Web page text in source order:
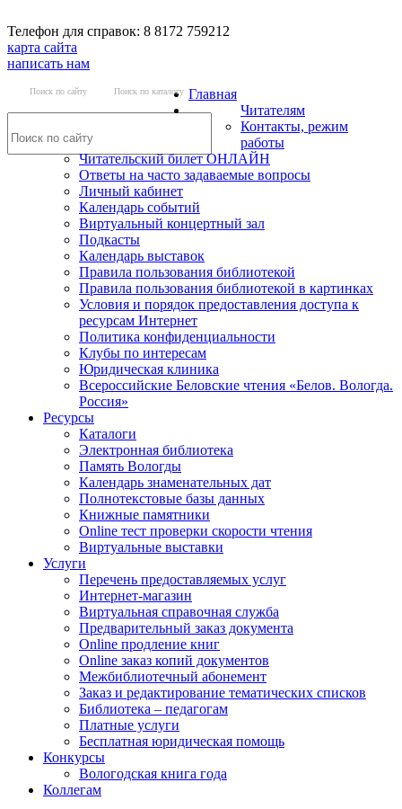
Телефон для справок: 8 8172 759212
карта сайта
написать нам
Поиск по сайту Поиск по каталогу Главная
Читателям
Контакты, режим
работы
Читательский билет ОНЛАЙН
Ответы на часто задаваемые вопросы
Личный кабинет
Календарь событий
Виртуальный концертный зал
Подкасты
Календарь выставок
Правила пользования библиотекой
Правила пользования библиотекой в картинках
Условия и порядок предоставления доступа к
ресурсам Интернет
Политика конфиденциальности
Клубы по интересам
Юридическая клиника
Всероссийские Беловские чтения «Белов. Вологда.
Россия»
Ресурсы
Каталоги
Электронная библиотека
Память Вологды
Календарь знаменательных дат
Полнотекстовые базы данных
Книжные памятники
Online тест проверки скорости чтения
Виртуальные выставки
Услуги
Перечень предоставляемых услуг
Интернет-магазин
Виртуальная справочная служба
Предварительный заказ документа
Online продление книг
Online заказ копий документов
Межбиблиотечный абонемент
Заказ и редактирование тематических списков
Библиотека – педагогам
Платные услуги
Бесплатная юридическая помощь
Конкурсы
Вологодская книга года
Коллегам